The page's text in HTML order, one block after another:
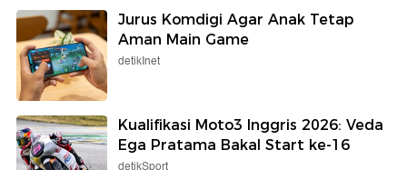
Jurus Komdigi Agar Anak Tetap
Aman Main Game
detikInet
Kualifikasi Moto3 Inggris 2026: Veda
Ega Pratama Bakal Start ke-16